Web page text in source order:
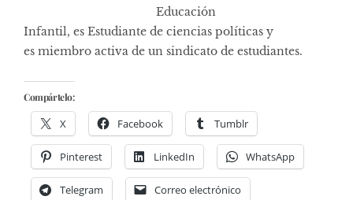
Educación
Infantil, es Estudiante de ciencias políticas y
es miembro activa de un sindicato de estudiantes.
Compártelo:
X Facebook Tumblr
Pinterest LinkedIn WhatsApp
Telegram Correo electrónico